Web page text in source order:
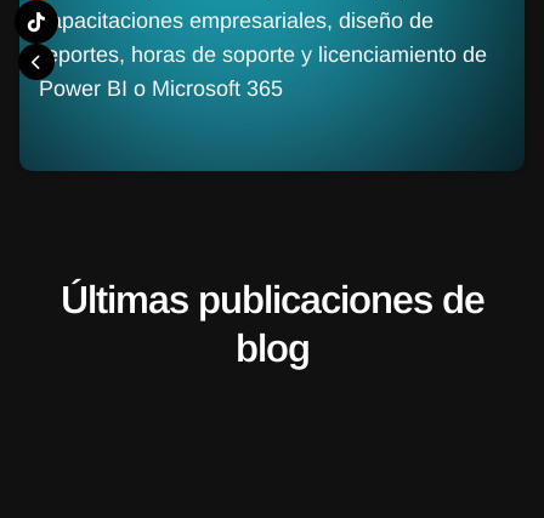
capacitaciones empresariales, diseño de
reportes, horas de soporte y licenciamiento de
Power BI o Microsoft 365
Últimas publicaciones de
blog